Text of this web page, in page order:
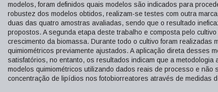
modelos, foram definidos quais modelos são indicados para
robustez dos modelos obtidos, realizam-se testes com outra
duas das quatro amostras avaliadas, sendo que o resultado
propostos. A segunda etapa deste trabalho e composta pelo
crescimento da biomassa. Durante todo o cultivo foram
quimiométricos previamente ajustados. A aplicação direta desses
satisfatórios, no entanto, os resultados indicam que a
modelos quimiométricos utilizando dados reais de processo e
concentração de lipídios nos fotobiorreatores através de medidas